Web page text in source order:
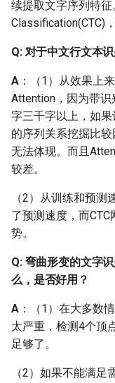
些图像增强的方式
比较小的文字有
辨率方法吗
Q：对于一些尺
文档类图片，在
有较多的漏检，
这种漏检的问题呢
Q：文档场景中，
模型会出现整行
Q: 弯曲文本（如
的文档图像）漏检
Q：如何识别文
的文本？
Q：如何识别带
续提取文字序列特
Classification(CTC)
Q: 对于中文行文本
A ：（1）从效果上
Attention，因为带
字三千字以上，如
的序列关系挖掘比
无法体现。而且
较差。
（2）从训练和预
了预测速度，而
势。
Q: 弯曲形变的文字
么，是否好用？
A ：（1）在大多数
太严重，检测4个顶
足够了。
（2）如果不能满